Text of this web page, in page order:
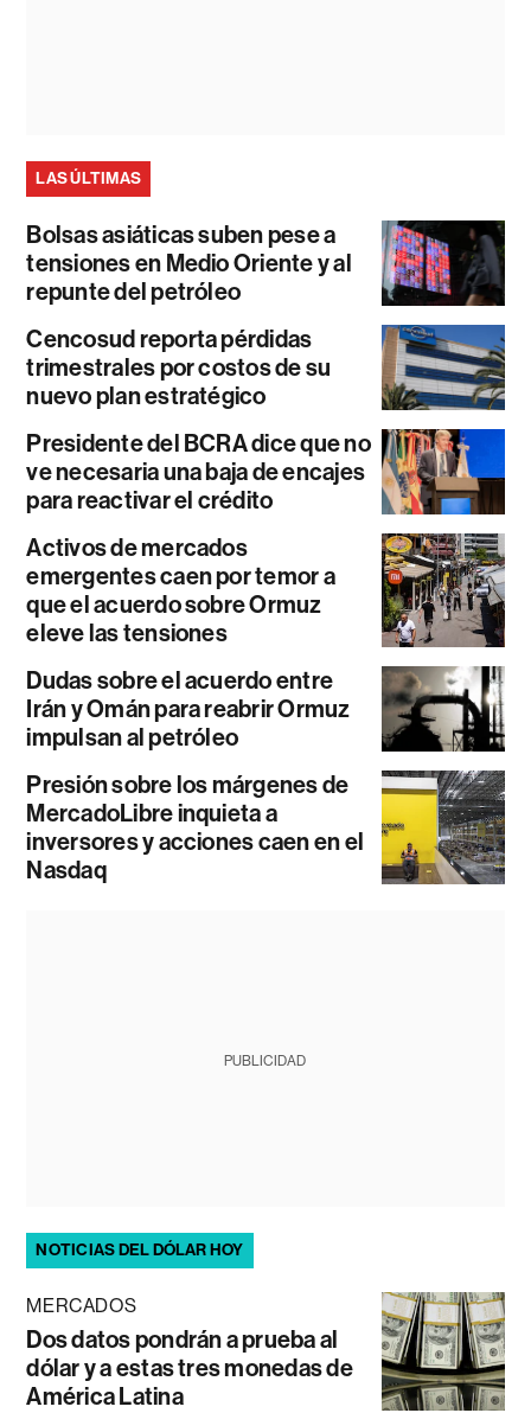
LAS ÚLTIMAS
Bolsas asiáticas suben pese a
tensiones en Medio Oriente y al
repunte del petróleo
Cencosud reporta pérdidas
trimestrales por costos de su
nuevo plan estratégico
Presidente del BCRA dice que no
ve necesaria una baja de encajes
para reactivar el crédito
Activos de mercados
emergentes caen por temor a
que el acuerdo sobre Ormuz
eleve las tensiones
Dudas sobre el acuerdo entre
Irán y Omán para reabrir Ormuz
impulsan al petróleo
Presión sobre los márgenes de
MercadoLibre inquieta a
inversores y acciones caen en el
Nasdaq
PUBLICIDAD
NOTICIAS DEL DÓLAR HOY
MERCADOS
Dos datos pondrán a prueba al
dólar y a estas tres monedas de
América Latina